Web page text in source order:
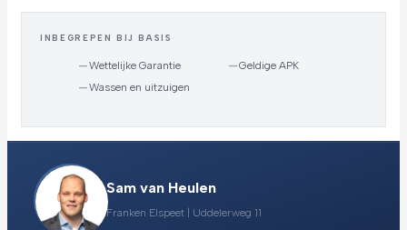
INBEGREPEN BIJ BASIS
—Wettelijke Garantie —Geldige APK
—Wassen en uitzuigen
Sam van Heulen
Franken Elspeet | Uddelerweg 11